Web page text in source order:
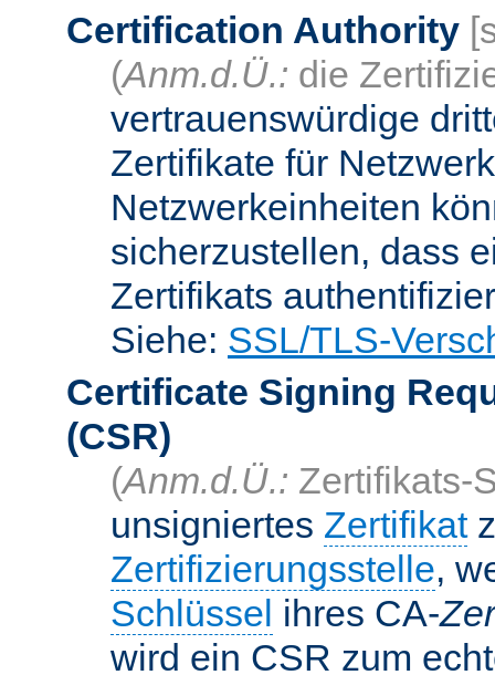
Certification Authority
(Anm.d.Ü.: die
vertrauenswürdige
Zertifikate für
Netzwerkeinheiten
sicherzustellen, dass
Zertifikats
Siehe: SSL/TLS-
Certificate Signing
(CSR)
(Anm.d.Ü.: Zertifikats-
unsigniertes Zertifikat
Zertifizierungsstelle,
Schlüssel ihres CA-
wird ein CSR zum